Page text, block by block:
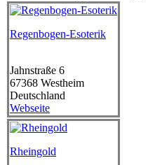
Regenbogen-Esoterik
Jahnstraße 6
67368 Westheim
Deutschland
Webseite
Rheingold